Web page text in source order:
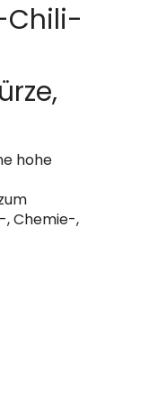
Chili-
hohe
, Chemie-,